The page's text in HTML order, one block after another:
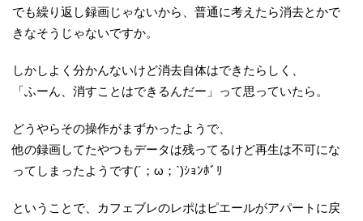
でも繰り返し録画じゃないから、普通に考えたら消去とかで
きなそうじゃないですか。
しかしよく分かんないけど消去自体はできたらしく、
「ふーん、消すことはできるんだー」って思っていたら。
どうやらその操作がまずかったようで、
他の録画してたやつもデータは残ってるけど再生は不可にな
ってしまったようです(´；ω；`)ｼｮﾝﾎﾞﾘ
ということで、カフェブレのレポはピエールがアパートに戻